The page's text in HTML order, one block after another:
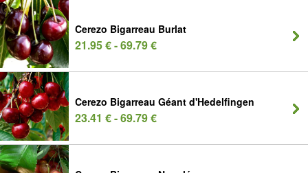
Cerezo Bigarreau Burlat
21.95 € - 69.79 €
Cerezo Bigarreau Géant d'Hedelfingen
23.41 € - 69.79 €